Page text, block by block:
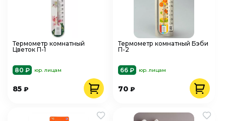
Термометр комнатный
Цветок П-1
80 ₽ юр. лицам
85 ₽
Термометр комнатный Бэби
П-2
66 ₽ юр. лицам
70₽